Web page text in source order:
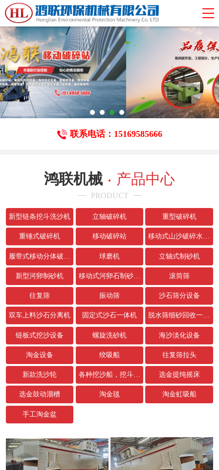
联系电话：15169585666
鸿联机械 产品中心
PRODUCT
新型链条挖斗洗沙机 立轴破碎机 重型破碎机
重锤式破碎机 移动破碎站 移动式山沙破碎水洗设备
球磨机 立轴式制砂机
新型河卵制砂机 移动式河卵石制砂生产线 滚筒筛
往复筛 振动筛 沙石筛分设备
双车上料沙石分离机 固定式沙石一体机 脱水筛细砂回收一体机
链板式挖沙设备 螺旋洗砂机 海沙淡化设备
淘金设备 绞吸船 往复筛拉头
新款洗沙轮 各种挖沙船，挖斗，链条配件 选金提纯摇床
选金鼓动溜槽 淘金毯 淘金虹吸船
手工淘金盆